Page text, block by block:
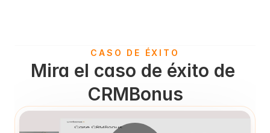
CASO DE ÉXITO
Mira el caso de éxito de
CRMBonus